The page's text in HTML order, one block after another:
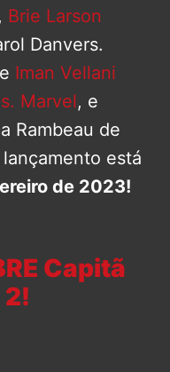
Brie Larson
Danvers.
Iman Vellani
Marvel, e
Rambeau de
está
de 2023!
Capitã